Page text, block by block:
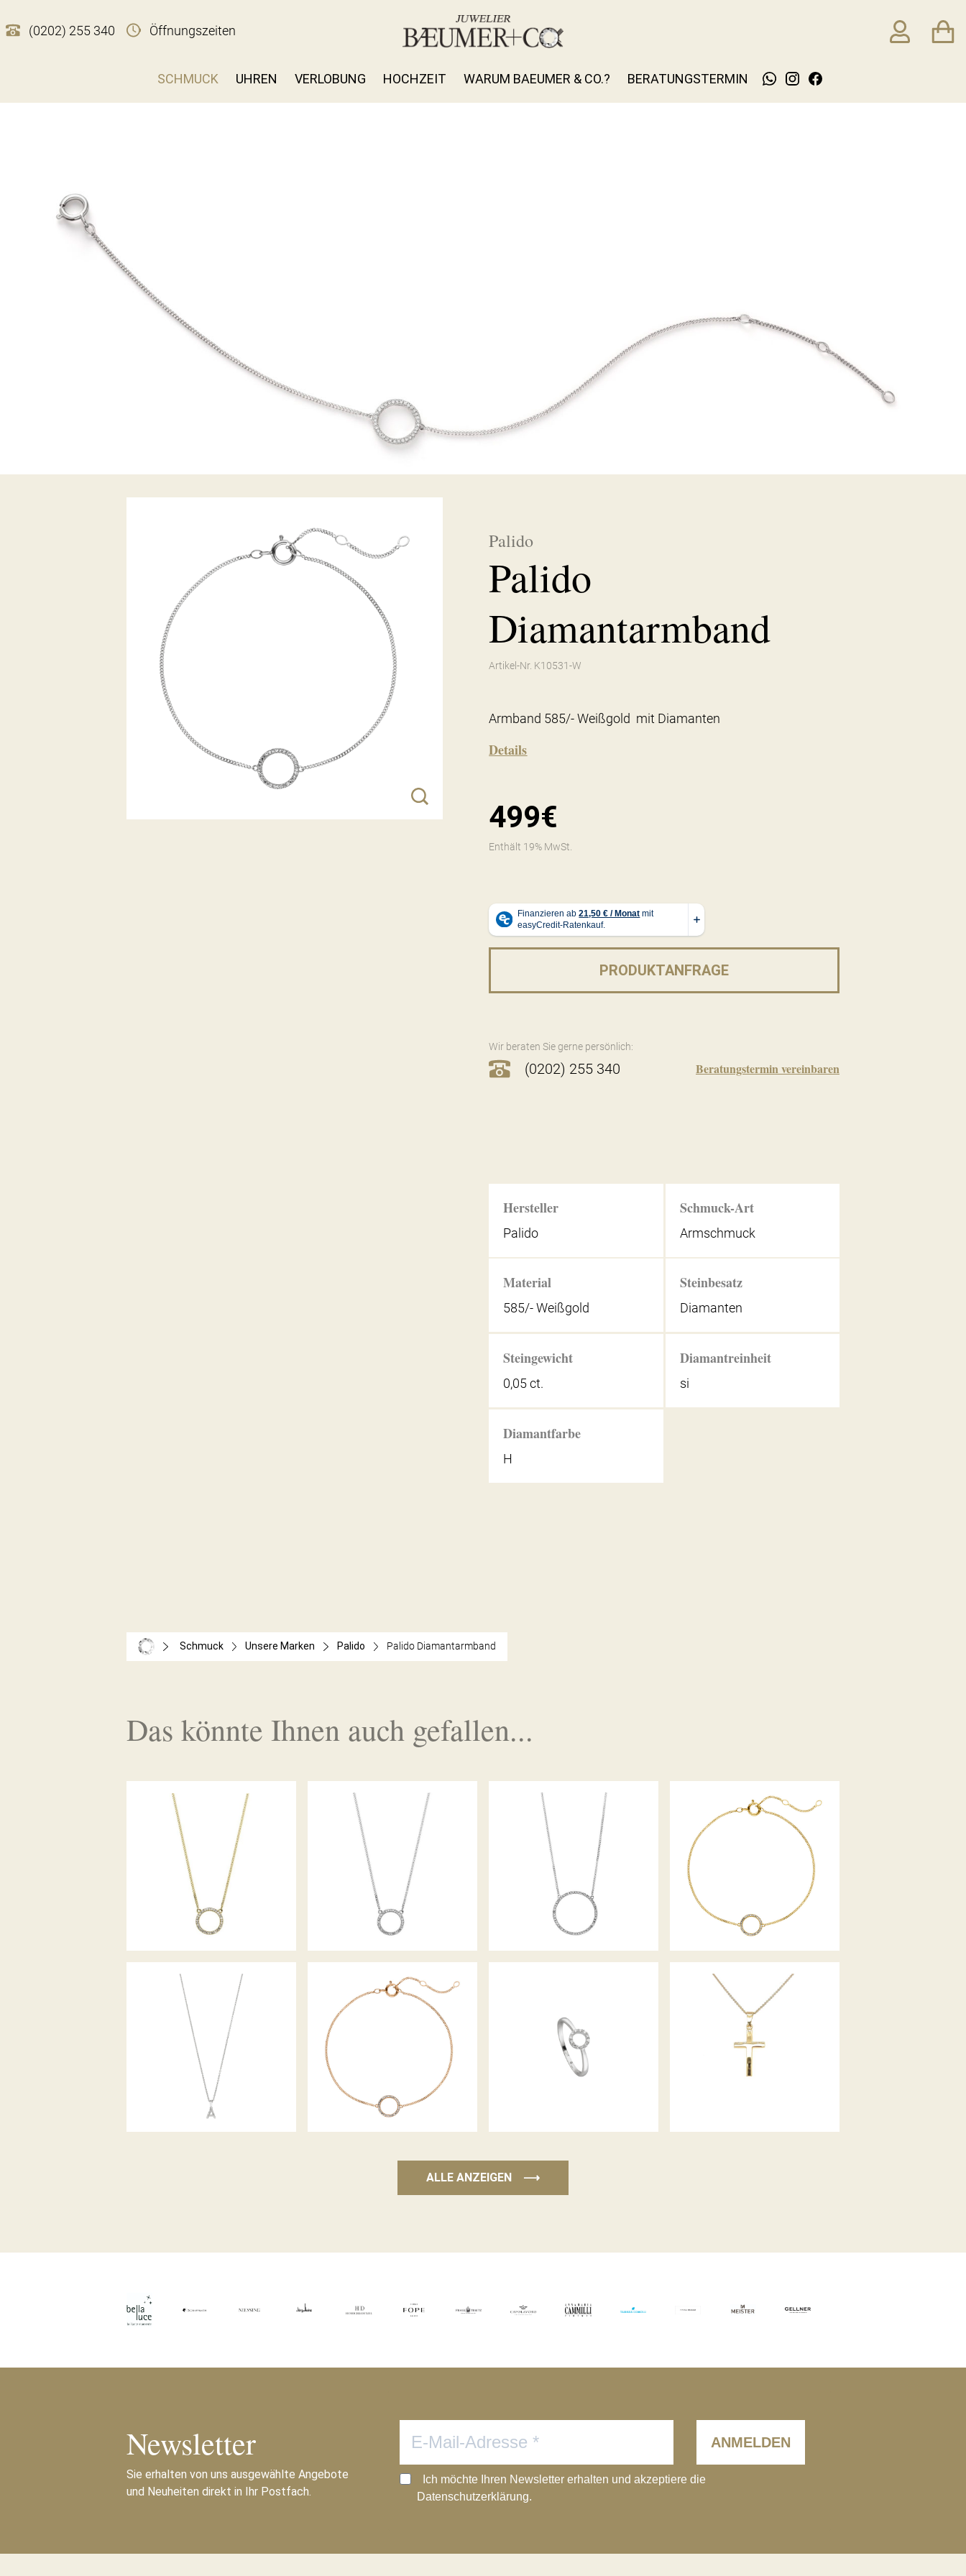
(0202) 255 340 Öffnungszeiten
SCHMUCK UHREN VERLOBUNG HOCHZEIT WARUM BAEUMER & CO.? BERATUNGSTERMIN
Palido
Palido
Diamantarmband
Artikel-Nr. K10531-W
Armband 585/- Weißgold mit Diamanten
Details
499€
Enthält 19% MwSt.
PRODUKTANFRAGE
Wir beraten Sie gerne persönlich:
(0202) 255 340 Beratungstermin vereinbaren
Hersteller
Palido
Schmuck-Art
Armschmuck
Material
585/- Weißgold
Steinbesatz
Diamanten
Steingewicht
0,05 ct.
Diamantreinheit
si
Diamantfarbe
H
Schmuck Unsere Marken Palido Palido Diamantarmband
Das könnte Ihnen auch gefallen...
PALIDO DIAMANTANCOLLIER PALIDO DIAMANTANCOLLIER PALIDO DIAMANTANCOLLIER PALIDO DIAMANTARMBAND
PALIDO DIAMANTANHÄNGER PALIDO DIAMANTARMBAND PALIDO DIAMANTRING ANHÄNGER KREUZ
ALLE ANZEIGEN ⟶
Newsletter
Sie erhalten von uns ausgewählte Angebote
und Neuheiten direkt in Ihr Postfach.
ANMELDEN
Ich möchte Ihren Newsletter erhalten und akzeptiere die
Datenschutzerklärung.